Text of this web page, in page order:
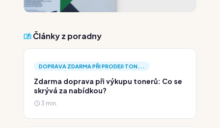
Články z poradny
DOPRAVA ZDARMA PŘI PRODEJI TON...
Zdarma doprava při výkupu tonerů: Co se
skrývá za nabídkou?
3 min.